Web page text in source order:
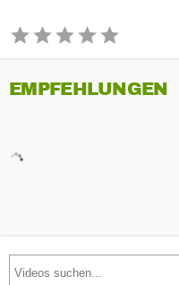
EMPFEHLUNGEN